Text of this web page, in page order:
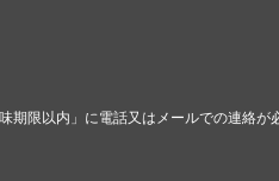
期限以内」に電話又はメールでの連絡が